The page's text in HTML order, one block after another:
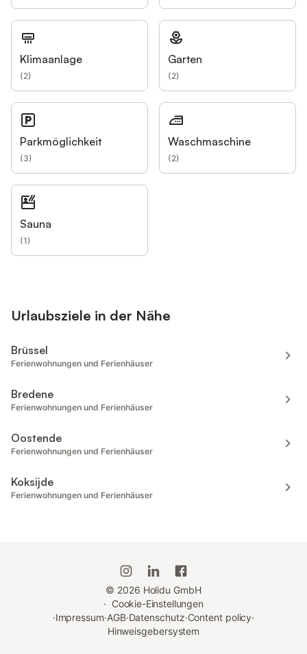
Klimaanlage
(2)
Garten
(2)
Parkmöglichkeit
(3)
Waschmaschine
(2)
Sauna
(1)
Urlaubsziele in der Nähe
Brüssel
Ferienwohnungen und Ferienhäuser
Bredene
Ferienwohnungen und Ferienhäuser
Oostende
Ferienwohnungen und Ferienhäuser
Koksijde
Ferienwohnungen und Ferienhäuser
© 2026 Holidu GmbH
· Cookie-Einstellungen
·Impressum·AGB·Datenschutz·Content policy·
Hinweisgebersystem